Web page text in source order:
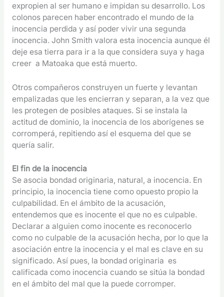
expropien al ser humano e impidan su desarrollo. Los
colonos parecen haber encontrado el mundo de la
inocencia perdida y así poder vivir una segunda
inocencia. John Smith valora esta inocencia aunque él
deje esa tierra para ir a la que considera suya y haga
creer a Matoaka que está muerto.
Otros compañeros construyen un fuerte y levantan
empalizadas que les encierran y separan, a la vez que
les protegen de posibles ataques. Si se instala la
actitud de dominio, la inocencia de los aborígenes se
corromperá, repitiendo así el esquema del que se
quería salir.
El fin de la inocencia
Se asocia bondad originaria, natural, a inocencia. En
principio, la inocencia tiene como opuesto propio la
culpabilidad. En el ámbito de la acusación,
entendemos que es inocente el que no es culpable.
Declarar a alguien como inocente es reconocerlo
como no culpable de la acusación hecha, por lo que la
asociación entre la inocencia y el mal es clave en su
significado. Así pues, la bondad originaria es
calificada como inocencia cuando se sitúa la bondad
en el ámbito del mal que la puede corromper.